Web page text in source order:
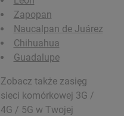
Zapopan
Naucalpan de Juárez
Chihuahua
Guadalupe
Zobacz także zasięg
sieci komórkowej 3G /
4G / 5G w Twojej